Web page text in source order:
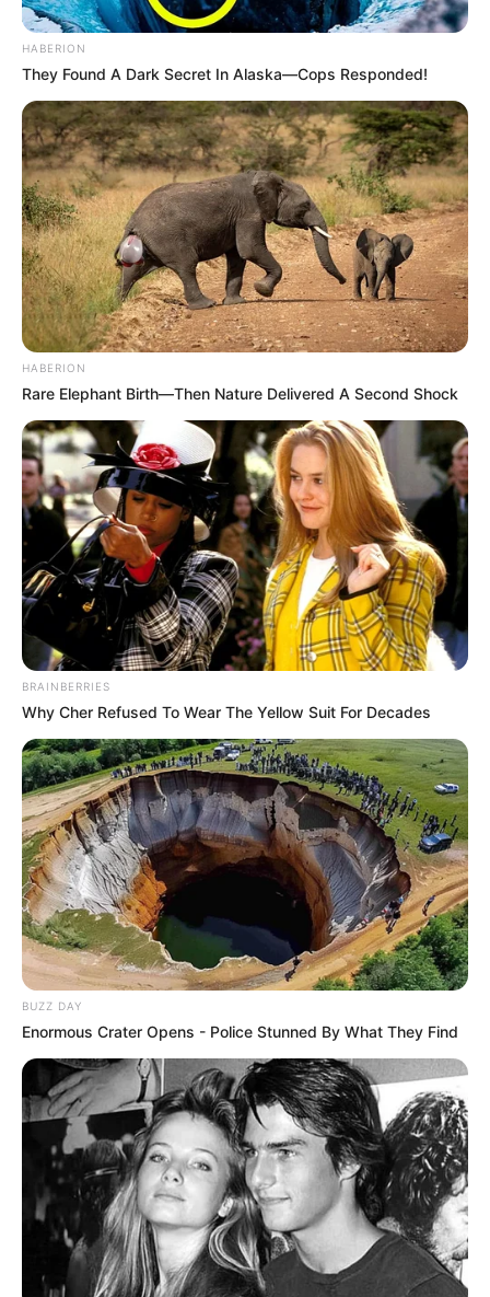
TAGS
ΕΥΒΟΙΑ
ΟΥΡΑΝΟΣ
© 2025 EVIANEWS του Γιώργου Κουτσελίνη
HABERION
They Found A Dark Secret In Alaska—Cops Responded!
HABERION
Rare Elephant Birth—Then Nature Delivered A Second Shock
BRAINBERRIES
Why Cher Refused To Wear The Yellow Suit For Decades
BUZZ DAY
Enormous Crater Opens - Police Stunned By What They Find